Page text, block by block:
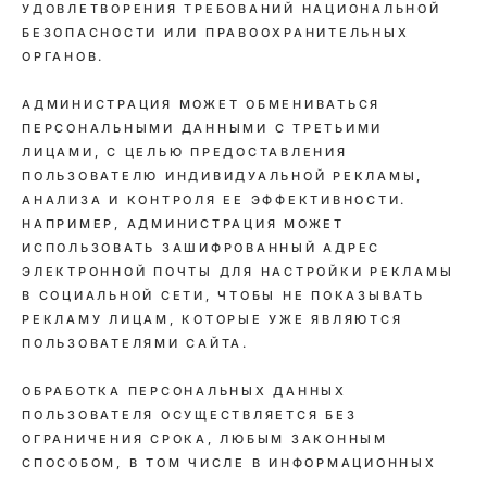
УДОВЛЕТВОРЕНИЯ ТРЕБОВАНИЙ НАЦИОНАЛЬНОЙ
БЕЗОПАСНОСТИ ИЛИ ПРАВООХРАНИТЕЛЬНЫХ
ОРГАНОВ.
АДМИНИСТРАЦИЯ МОЖЕТ ОБМЕНИВАТЬСЯ
ПЕРСОНАЛЬНЫМИ ДАННЫМИ С ТРЕТЬИМИ
ЛИЦАМИ, С ЦЕЛЬЮ ПРЕДОСТАВЛЕНИЯ
ПОЛЬЗОВАТЕЛЮ ИНДИВИДУАЛЬНОЙ РЕКЛАМЫ,
АНАЛИЗА И КОНТРОЛЯ ЕЕ ЭФФЕКТИВНОСТИ.
НАПРИМЕР, АДМИНИСТРАЦИЯ МОЖЕТ
ИСПОЛЬЗОВАТЬ ЗАШИФРОВАННЫЙ АДРЕС
ЭЛЕКТРОННОЙ ПОЧТЫ ДЛЯ НАСТРОЙКИ РЕКЛАМЫ
В СОЦИАЛЬНОЙ СЕТИ, ЧТОБЫ НЕ ПОКАЗЫВАТЬ
РЕКЛАМУ ЛИЦАМ, КОТОРЫЕ УЖЕ ЯВЛЯЮТСЯ
ПОЛЬЗОВАТЕЛЯМИ САЙТА.
ОБРАБОТКА ПЕРСОНАЛЬНЫХ ДАННЫХ
ПОЛЬЗОВАТЕЛЯ ОСУЩЕСТВЛЯЕТСЯ БЕЗ
ОГРАНИЧЕНИЯ СРОКА, ЛЮБЫМ ЗАКОННЫМ
СПОСОБОМ, В ТОМ ЧИСЛЕ В ИНФОРМАЦИОННЫХ